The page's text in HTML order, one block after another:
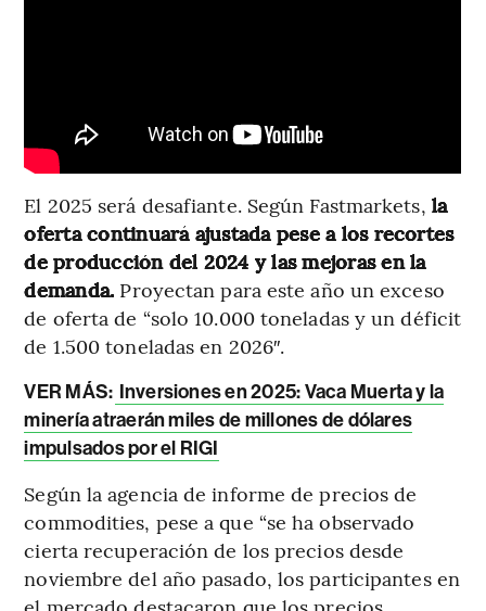
El 2025 será desafiante. Según Fastmarkets, la
oferta continuará ajustada pese a los recortes
de producción del 2024 y las mejoras en la
demanda. Proyectan para este año un exceso
de oferta de “solo 10.000 toneladas y un déficit
de 1.500 toneladas en 2026″.
VER MÁS: Inversiones en 2025: Vaca Muerta y la
minería atraerán miles de millones de dólares
impulsados por el RIGI
Según la agencia de informe de precios de
commodities, pese a que “se ha observado
cierta recuperación de los precios desde
noviembre del año pasado, los participantes en